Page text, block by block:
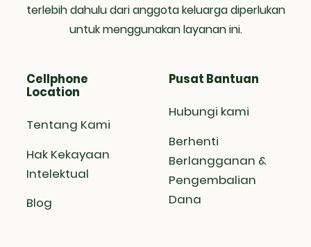
terlebih dahulu dari anggota keluarga diperlukan
untuk menggunakan layanan ini.
Cellphone
Location
Tentang Kami
Hak Kekayaan
Intelektual
Blog
Pusat Bantuan
Hubungi kami
Berhenti
Berlangganan &
Pengembalian
Dana